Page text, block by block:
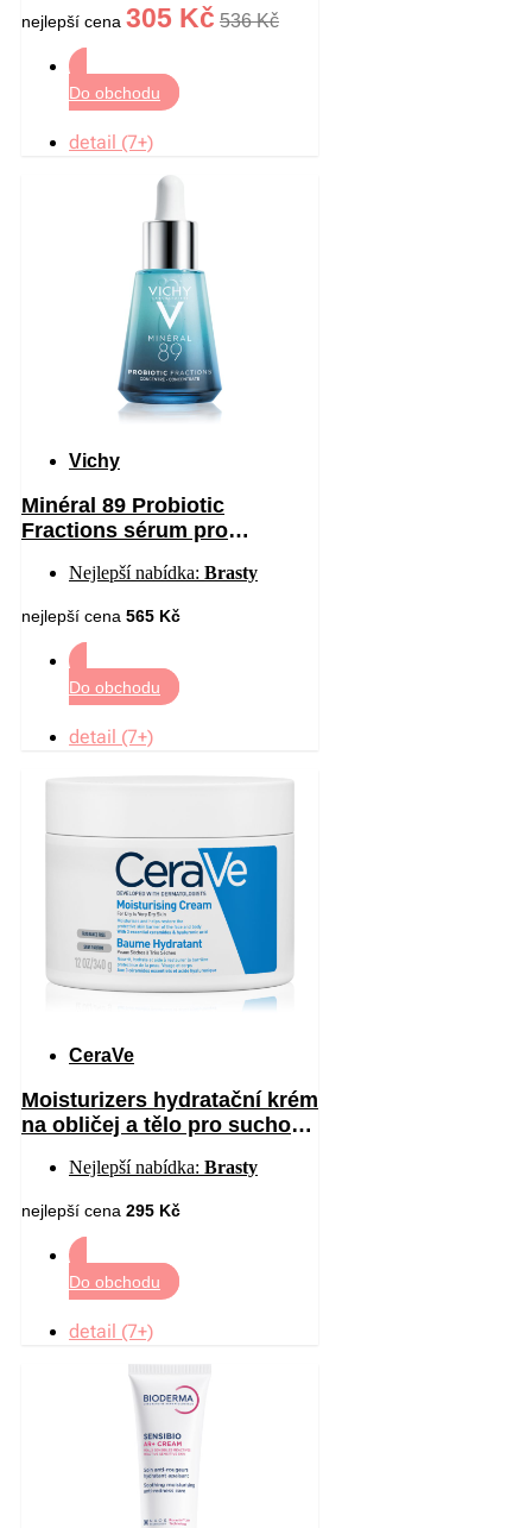
nejlepší cena 305 Kč 536 Kč
Do obchodu
detail (7+)
Vichy
Minéral 89 Probiotic
Fractions sérum pro
Nejlepší nabídka: Brasty
nejlepší cena 565 Kč
Do obchodu
detail (7+)
CeraVe
Moisturizers hydratační krém
na obličej a tělo pro suchou
340 gNejlepší nabídka: Brasty
nejlepší cena 295 Kč
Do obchodu
detail (7+)